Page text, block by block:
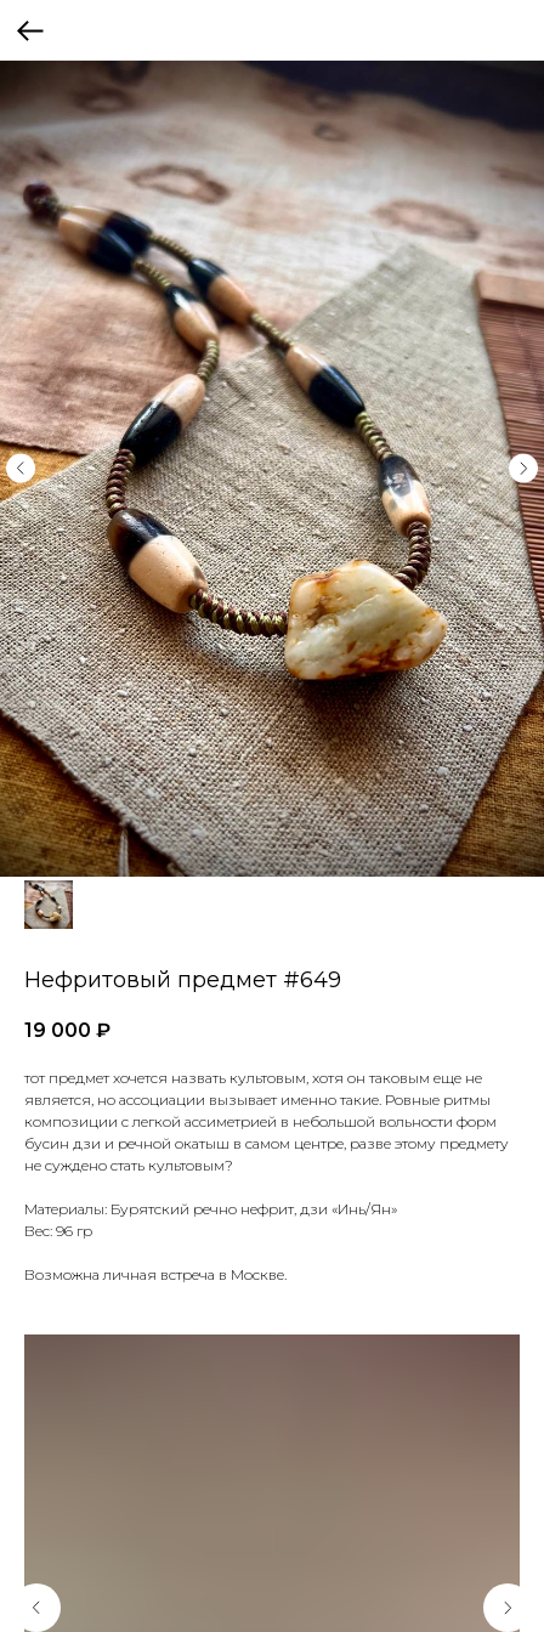
Нефритовый предмет #649
19 000 ₽
тот предмет хочется назвать культовым, хотя он таковым еще не
является, но ассоциации вызывает именно такие. Ровные ритмы
композиции с легкой ассиметрией в небольшой вольности форм
бусин дзи и речной окатыш в самом центре, разве этому предмету
не суждено стать культовым?
Материалы: Бурятский речно нефрит, дзи «Инь/Ян»
Вес: 96 гр
Возможна личная встреча в Москве.